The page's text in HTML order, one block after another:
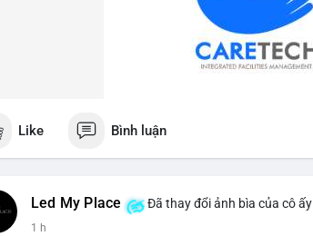
Like Bình luận
Led My Place Đã thay đổi ảnh bìa của cô ấy
1 h